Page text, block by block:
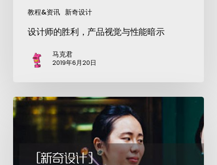
教程&资讯 新奇设计
设计师的胜利，产品视觉与性能暗示
马克君
2019年6月20日